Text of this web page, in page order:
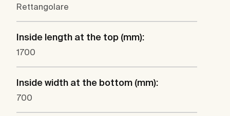
Rettangolare
Inside length at the top (mm):
1700
Inside width at the bottom (mm):
700